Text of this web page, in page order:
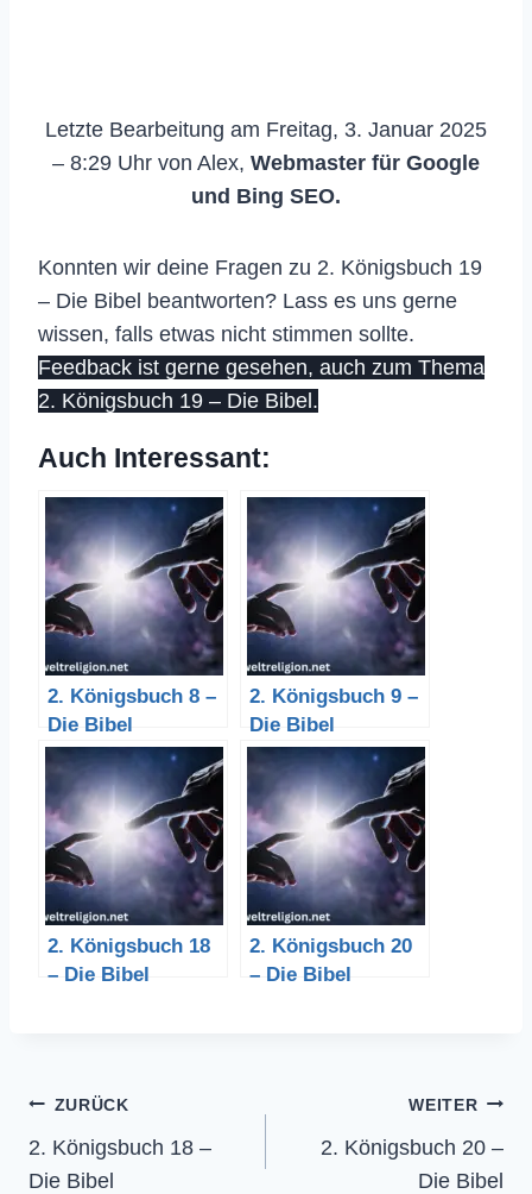
Letzte Bearbeitung am Freitag, 3. Januar 2025
– 8:29 Uhr von Alex, Webmaster für Google
und Bing SEO.
Konnten wir deine Fragen zu 2. Königsbuch 19
– Die Bibel beantworten? Lass es uns gerne
wissen, falls etwas nicht stimmen sollte.
Feedback ist gerne gesehen, auch zum Thema
2. Königsbuch 19 – Die Bibel.
Auch Interessant:
2. Königsbuch 8 –
Die Bibel
2. Königsbuch 9 –
Die Bibel
2. Königsbuch 18
– Die Bibel
2. Königsbuch 20
– Die Bibel
Beitragsnavigation
ZURÜCK
2. Königsbuch 18 –
Die Bibel
WEITER
2. Königsbuch 20 –
Die Bibel